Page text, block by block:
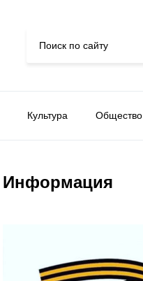
Культура Общество
Информация